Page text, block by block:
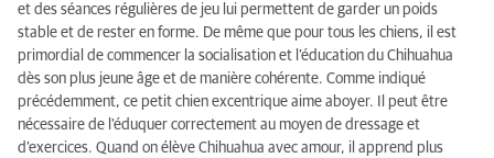
et des séances régulières de jeu lui permettent de garder un poids
stable et de rester en forme. De même que pour tous les chiens, il est
primordial de commencer la socialisation et l’éducation du Chihuahua
dès son plus jeune âge et de manière cohérente. Comme indiqué
précédemment, ce petit chien excentrique aime aboyer. Il peut être
nécessaire de l'éduquer correctement au moyen de dressage et
d’exercices. Quand on élève Chihuahua avec amour, il apprend plus